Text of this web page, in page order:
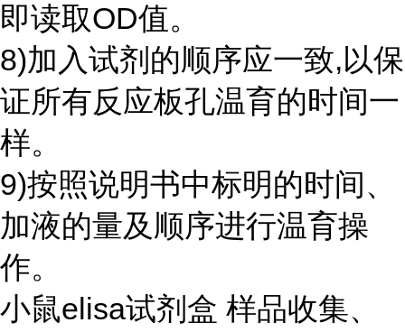
即读取OD值。
8)加入试剂的顺序应一致,以保
证所有反应板孔温育的时间一
样。
9)按照说明书中标明的时间、
加液的量及顺序进行温育操
作。
小鼠elisa试剂盒 样品收集、